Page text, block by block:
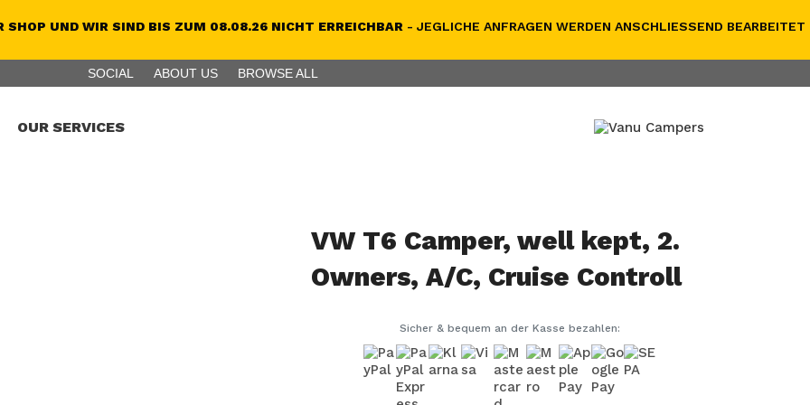
UND WIR SIND BIS ZUM 08.08.26 NICHT ERREICHBAR - JEGLICHE ANFRAGEN WERDEN ANSCHLIESSEND BEARBEITET
SOCIAL ABOUT US BROWSE ALL
OUR SERVICES
VW T6 Camper, well kept, 2.
Owners, A/C, Cruise Controll
Sicher & bequem an der Kasse bezahlen: